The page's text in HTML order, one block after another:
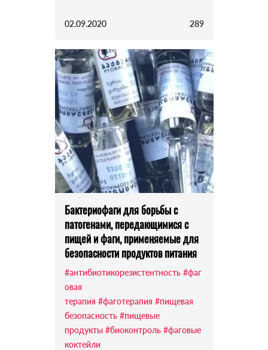
02.09.2020 289
Бактериофаги для борьбы с
патогенами, передающимися с
пищей и фаги, применяемые для
безопасности продуктов питания
#антибиотикорезистентность #фаг
овая
терапия #фаготерапия #пищевая
безопасность #пищевые
продукты #биоконтроль #фаговые
коктейли